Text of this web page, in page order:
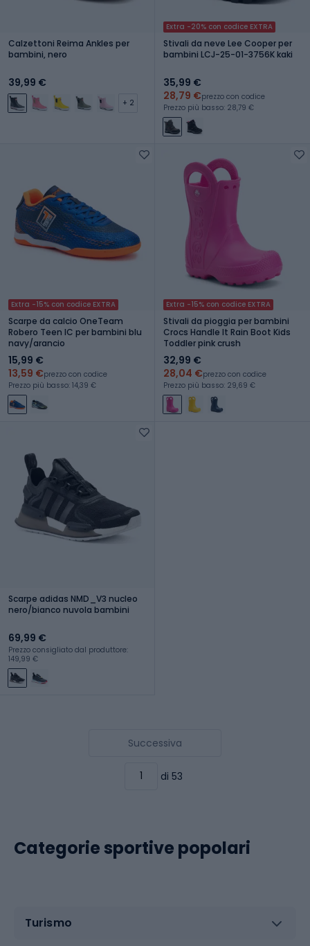
Calzettoni Reima Ankles per
bambini, nero
39,99 €
+ 2
Extra -20% con codice EXTRA
Stivali da neve Lee Cooper per
bambini LCJ-25-01-3756K kaki
35,99 €
28,79 €prezzo con codice
Prezzo più basso: 28,79 €
Extra -15% con codice EXTRA
Scarpe da calcio OneTeam
Robero Teen IC per bambini blu
navy/arancio
15,99 €
13,59 €prezzo con codice
Prezzo più basso: 14,39 €
Extra -15% con codice EXTRA
Stivali da pioggia per bambini
Crocs Handle It Rain Boot Kids
Toddler pink crush
32,99 €
28,04 €prezzo con codice
Prezzo più basso: 29,69 €
Scarpe adidas NMD_V3 nucleo
nero/bianco nuvola bambini
69,99 €
Prezzo consigliato dal produttore:
149,99 €
Successiva
di 53
Categorie sportive popolari
Turismo